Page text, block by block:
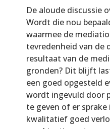
De aloude discussie
Wordt die nou
waarmee de
tevredenheid van de
resultaat van de
gronden? Dit blijft
een goed opgesteld
wordt ingevuld door
te geven of er sprake
kwalitatief goed